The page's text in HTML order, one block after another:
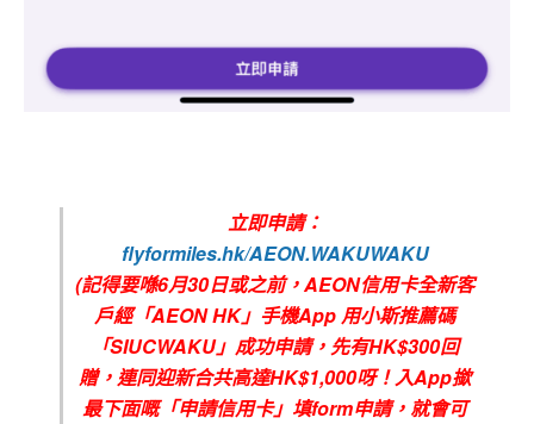
立即申請：
flyformiles.hk/AEON.WAKUWAKU
(記得要喺6月30日或之前，AEON信用卡全新客
戶經「AEON HK」手機App用小斯推薦碼
「SIUCWAKU」成功申請，先有HK$300回
贈，連同迎新合共高達HK$1,000呀！入App撳
最下面嘅「申請信用卡」填form申請，就會可